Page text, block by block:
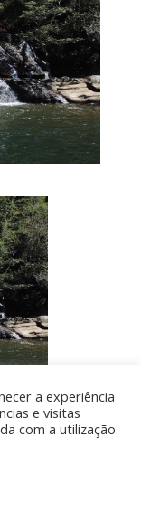
a experiência
e visitas
com a utilização